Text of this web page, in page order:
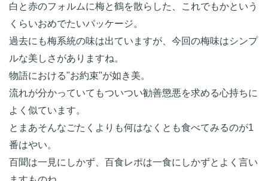
白と赤のフォルムに梅と鶴を散らした、これでもかという
くらいおめでたいパッケージ。
過去にも梅系統の味は出ていますが、今回の梅味はシンプ
ルな美しさがありますね。
物語における"お約束"が如き美。
流れが分かっていてもついつい勧善懲悪を求める心持ちに
よく似ています。
とまあそんなごたくよりも何はなくとも食べてみるのが1
番はやい。
百聞は一見にしかず、百食レポは一食にしかずとよく言い